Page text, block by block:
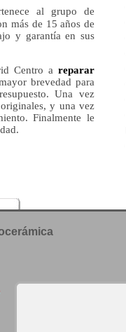
al grupo de
más de 15 años de
y garantía en sus
Centro a reparar
brevedad para
Una vez
y una vez
Finalmente le